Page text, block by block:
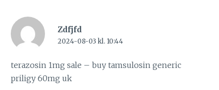
Zdfjfd
2024-08-03 kl. 10:44
terazosin 1mg sale –buy tamsulosin generic
priligy 60mg uk